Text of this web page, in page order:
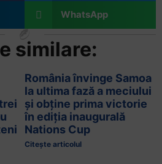
WhatsApp
similare:
România învinge Samoa
la ultima fază a meciului
și obține prima victorie
în ediția inaugurală
Nations Cup
Citește articolul